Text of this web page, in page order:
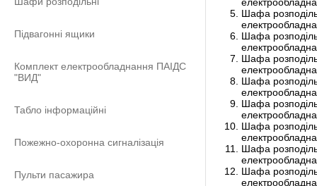
Підвагонні ящики
Комплект електрообладнання ПАІДС
"ВИД"
Табло інформаційні
Пожежно-охоронна сигналізація
Пульти пасажира
Шафа
Шафа
Шафа
Шафа
Шафа
Шафа
Шафа
Шафа